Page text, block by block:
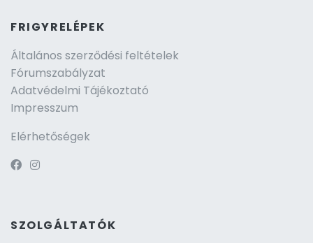
FRIGYRELÉPEK
Általános szerződési feltételek
Fórumszabályzat
Adatvédelmi Tájékoztató
Impresszum
Elérhetőségek
SZOLGÁLTATÓK